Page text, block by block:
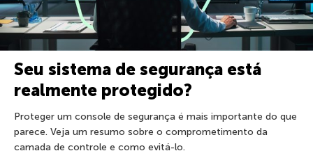
Seu sistema de segurança está
realmente protegido?
Proteger um console de segurança é mais importante do que
parece. Veja um resumo sobre o comprometimento da
camada de controle e como evitá-lo.